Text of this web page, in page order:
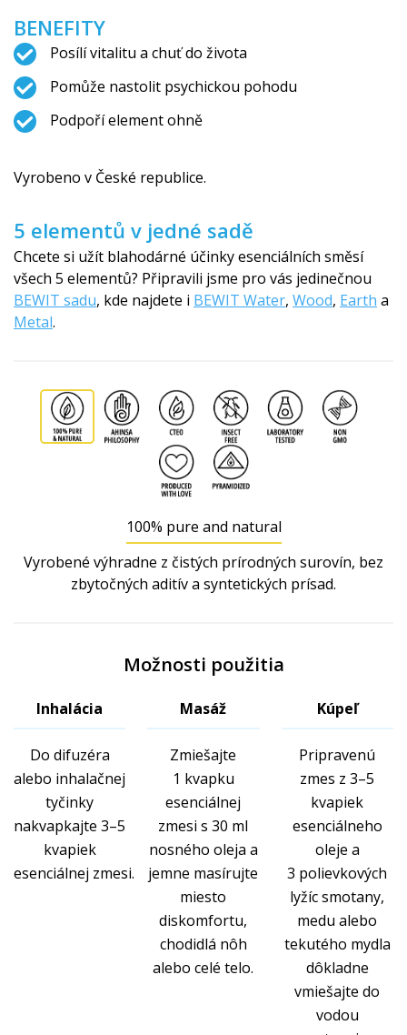
BENEFITY
Posílí vitalitu a chuť do života
Pomůže nastolit psychickou pohodu
Podpoří element ohně
Vyrobeno v České republice.
5 elementů v jedné sadě
Chcete si užít blahodárné účinky esenciálních směsí
všech 5 elementů? Připravili jsme pro vás jedinečnou
BEWIT sadu, kde najdete i BEWIT Water, Wood, Earth a
Metal.
100% pure and natural
Vyrobené výhradne z čistých prírodných surovín, bez
zbytočných aditív a syntetických prísad.
Možnosti použitia
Inhalácia
Do difuzéra
alebo inhalačnej
tyčinky
nakvapkajte 3–5
kvapiek
esenciálnej zmesi.
Masáž
Zmiešajte
1 kvapku
esenciálnej
zmesi s 30 ml
nosného oleja a
jemne masírujte
miesto
diskomfortu,
chodidlá nôh
alebo celé telo.
Kúpeľ
Pripravenú
zmes z 3–5
kvapiek
esenciálneho
oleje a
3 polievkových
lyžíc smotany,
medu alebo
tekutého mydla
dôkladne
vmiešajte do
vodou